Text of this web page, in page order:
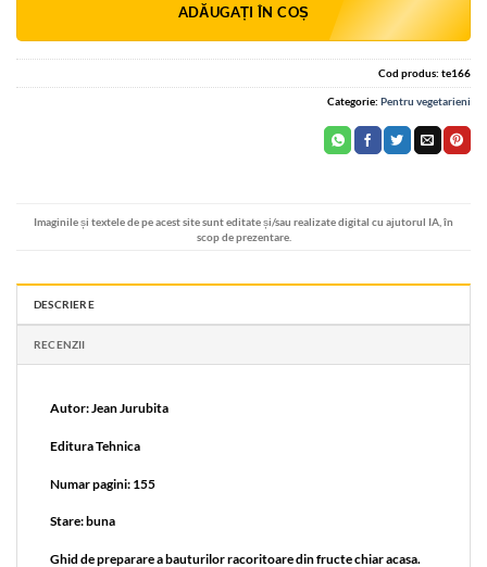
ADĂUGAȚI ÎN COȘ
Cod produs: te166
Categorie: Pentru vegetarieni
Imaginile și textele de pe acest site sunt editate și/sau realizate digital cu ajutorul IA, în
scop de prezentare.
DESCRIERE
RECENZII
Autor: Jean Jurubita
Editura Tehnica
Numar pagini: 155
Stare: buna
Ghid de preparare a bauturilor racoritoare din fructe chiar acasa.